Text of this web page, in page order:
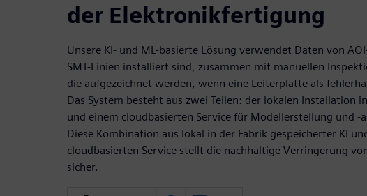
der Elektronikfertigung
Unsere KI- und ML-basierte Lösung verwendet Daten von
SMT-Linien installiert sind, zusammen mit manuellen
die aufgezeichnet werden, wenn eine Leiterplatte als
Das System besteht aus zwei Teilen: der lokalen Installation
und einem cloudbasierten Service für Modellerstellung und -
Diese Kombination aus lokal in der Fabrik gespeicherter KI
cloudbasierten Service stellt die nachhaltige Verringerung
sicher.